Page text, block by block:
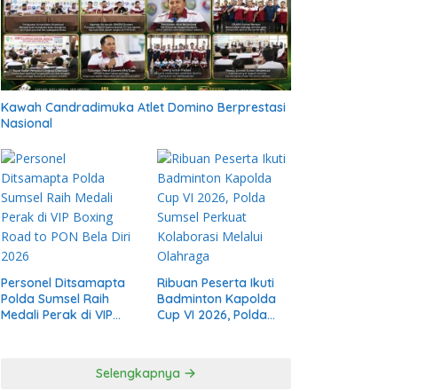
Kawah Candradimuka Atlet Domino Berprestasi
Nasional
Personel Ditsamapta
Polda Sumsel Raih
Medali Perak di VIP
Ribuan Peserta Ikuti
Badminton Kapolda
Cup VI 2026, Polda
Selengkapnya